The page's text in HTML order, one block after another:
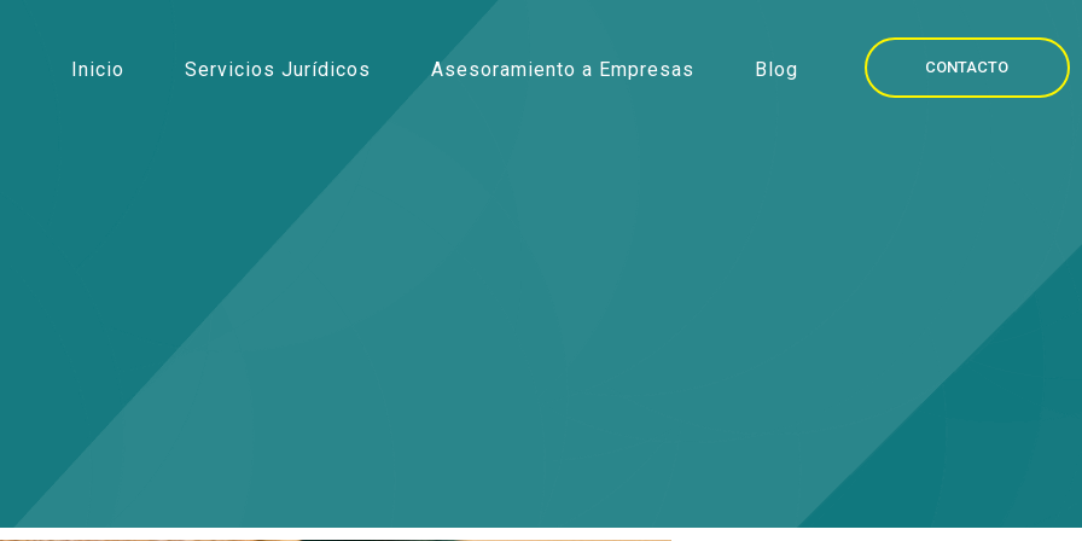
Inicio Servicios Jurídicos Asesoramiento a Empresas Blog CONTACTO